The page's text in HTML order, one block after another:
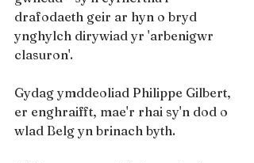
drafodaeth geir ar hyn o bryd
ynghylch dirywiad yr 'arbenigwr
clasuron'.
Gydag ymddeoliad Philippe Gilbert,
er enghraifft, mae'r rhai sy'n dod o
wlad Belg yn brinach byth.